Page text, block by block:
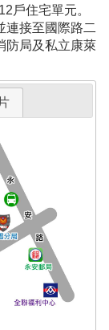
戶住宅單元。
連接至國際路二
防局及私立康萊